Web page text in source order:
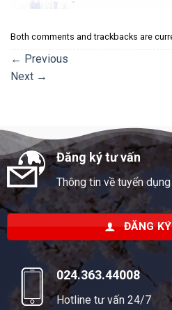
Both comments and trackbacks are
← Previous
Next →
Đăng ký tư vấn
Thông tin về tuyển
ĐĂNG
024.363.44008
Hotline tư vấn 24/7